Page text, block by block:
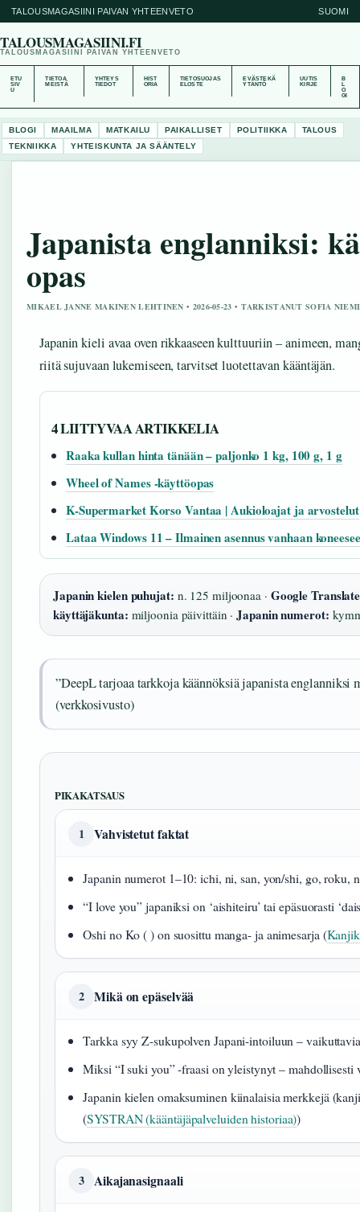
TALOUSMAGASIINI PAIVAN YHTEENVETO SUOMI
TALOUSMAGASIINI.FI
TALOUSMAGASIINI PAIVAN YHTEENVETO
ETU
SIV
U
TIETOA
MEISTÄ
YHTEYS
TIEDOT
HIST
ORIA
TIETOSUOJAS
ELOSTE
EVÄSTEKÄ
YTÄNTÖ
UUTIS
KIRJE
B
O
GI
BLOGI MAAILMA MATKAILU PAIKALLISET POLITIIKKA
TALOUS
TEKNIIKKA
YHTEISKUNTA JA SÄÄNTELY
Japanista englanniksi:
opas
MIKAEL JANNE MAKINEN LEHTINEN • 2026-05-23 • TARKISTANUT SOFIA NIEMI
Japanin kieli avaa oven rikkaaseen kulttuuriin – animeen,
riitä sujuvaan lukemiseen, tarvitset luotettavan kääntäjän.
4 LIITTYVAA ARTIKKELIA
Raaka kullan hinta tänään – paljonko 1 kg, 100 g, 1 g
Wheel of Names -käyttöopas
K-Supermarket Korso Vantaa | Aukioloajat ja arvostelut
Lataa Windows 11 – Ilmainen asennus vanhaan
Japanin kielen puhujat: n. 125 miljoonaa · Google
käyttäjäkunta: miljoonia päivittäin ·Japanin numerot:
”DeepL tarjoaa tarkkoja käännöksiä japanista
(verkkosivusto)
PIKAKATSAUS
1 Vahvistetut faktat
Japanin numerot 1–10: ichi, ni, san, yon/shi, go, roku,
“I love you” japaniksi on ‘aishiteiru’ tai epäsuorasti
Oshi no Ko ( ) on suosittu manga- ja animesarja (
2 Mikä on epäselvää
Tarkka syy Z-sukupolven Japani-intoiluun –
Miksi “I suki you” -fraasi on yleistynyt – mahdollisesti
Japanin kielen omaksuminen kiinalaisia merkkejä
(SYSTRAN (kääntäjäpalveluiden historiaa))
3 Aikajanasignaali